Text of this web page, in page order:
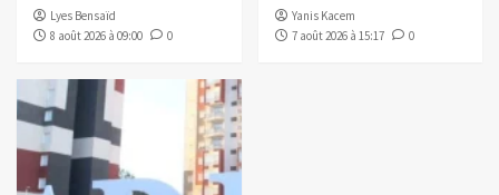
Lyes Bensaïd
8 août 2026 à 09:00
0
Yanis Kacem
7 août 2026 à 15:17
0